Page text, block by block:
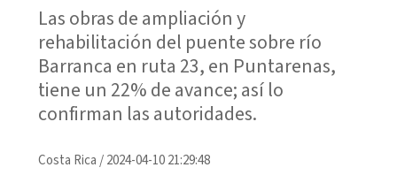
Las obras de ampliación y
rehabilitación del puente sobre río
Barranca en ruta 23, en Puntarenas,
tiene un 22% de avance; así lo
confirman las autoridades.
Costa Rica /2024-04-10 21:29:48